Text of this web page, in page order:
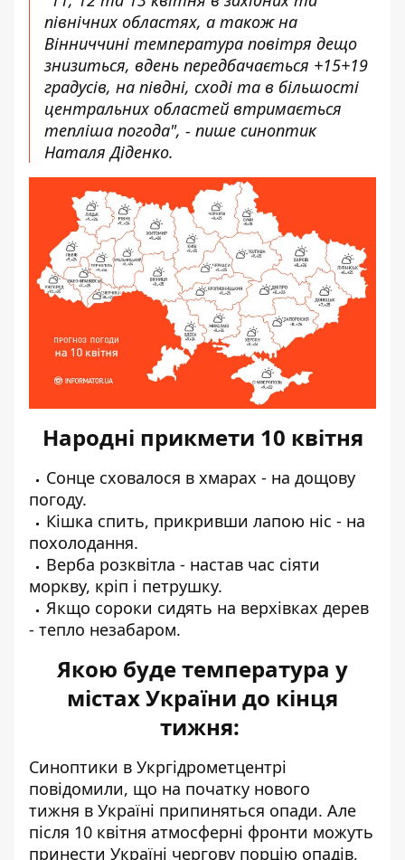
північних областях, а також на
Вінниччині температура повітря дещо
знизиться, вдень передбачається +15+19
градусів, на півдні, сході та в більшості
центральних областей втримається
тепліша погода", - пише синоптик
Наталя Діденко.
Народні прикмети 10 квітня
Сонце сховалося в хмарах - на дощову
погоду.
Кішка спить, прикривши лапою ніс - на
похолодання.
Верба розквітла - настав час сіяти
моркву, кріп і петрушку.
Якщо сороки сидять на верхівках дерев
- тепло незабаром.
Якою буде температура у
містах України до кінця
тижня:
Синоптики в Укргідрометцентрі
повідомили, що на початку нового
тижня в Україні припиняться опади. Але
після 10 квітня атмосферні фронти можуть
принести Україні чергову порцію опадів,